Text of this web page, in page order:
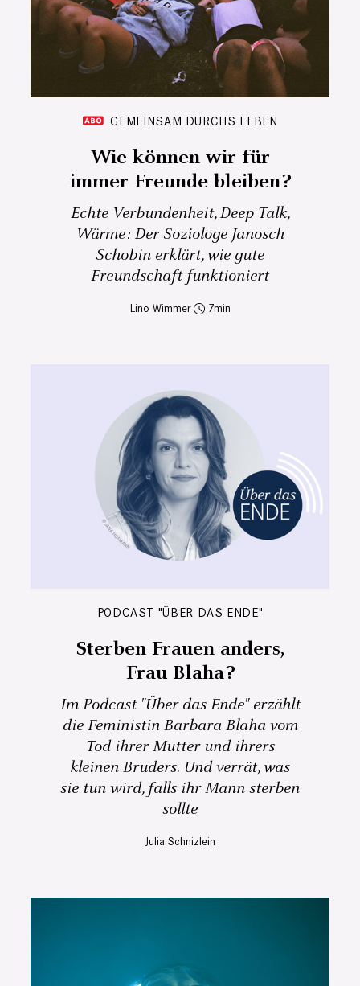
GEMEINSAM DURCHS LEBEN
Wie können wir für
immer Freunde bleiben?
Echte Verbundenheit, Deep Talk,
Wärme: Der Soziologe Janosch
Schobin erklärt, wie gute
Freundschaft funktioniert
Lino Wimmer 7
PODCAST "ÜBER DAS ENDE"
Sterben Frauen anders,
Frau Blaha?
Im Podcast "Über das Ende" erzählt
die Feministin Barbara Blaha vom
Tod ihrer Mutter und ihrers
kleinen Bruders. Und verrät, was
sie tun wird, falls ihr Mann sterben
sollte
Julia Schnizlein